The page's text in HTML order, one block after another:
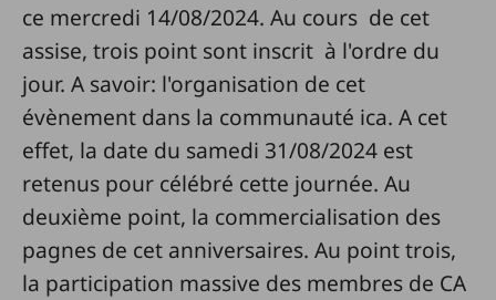
ce mercredi 14/08/2024. Au cours de cet
assise, trois point sont inscrit à l'ordre du
jour. A savoir: l'organisation de cet
évènement dans la communauté ica. A cet
effet, la date du samedi 31/08/2024 est
retenus pour célébré cette journée. Au
deuxième point, la commercialisation des
pagnes de cet anniversaires. Au point trois,
la participation massive des membres de CA